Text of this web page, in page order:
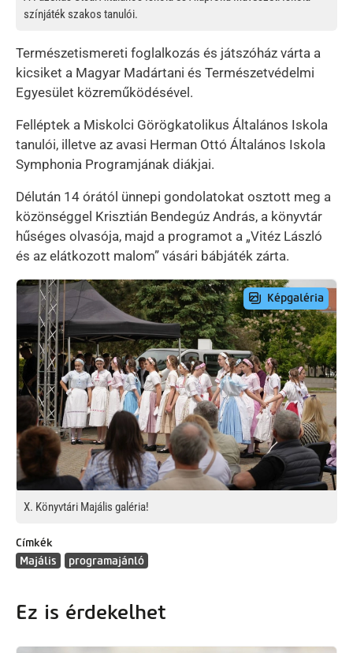
színjáték szakos tanulói.
Természetismereti foglalkozás és játszóház várta a
kicsiket a Magyar Madártani és Természetvédelmi
Egyesület közreműködésével.
Felléptek a Miskolci Görögkatolikus Általános Iskola
tanulói, illetve az avasi Herman Ottó Általános Iskola
Symphonia Programjának diákjai.
Délután 14 órától ünnepi gondolatokat osztott meg a
közönséggel Krisztián Bendegúz András, a könyvtár
hűséges olvasója, majd a programot a „Vitéz László
és az elátkozott malom” vásári bábjáték zárta.
Preview Image
X. Könyvtári Majális galéria!
Címkék
Majális
programajánló
Ez is érdekelhet